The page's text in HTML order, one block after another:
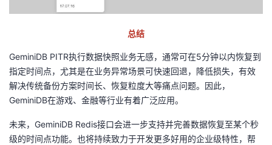
总结
GeminiDB PITR执行数据快照业务无感，通常可在5分钟以内恢复到
指定时间点，尤其是在业务异常场景可快速回退，降低损失，有效
解决传统备份方案时间长、恢复粒度大等痛点问题。因此，
GeminiDB在游戏、金融等行业有着广泛应用。
未来， GeminiDB Redis接口会进一步支持并完善数据恢复至某个秒
级的时间点功能。也将持续致力于开发更多好用的企业级特性，帮